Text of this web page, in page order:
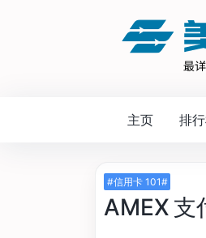
主页 排
#信用卡 101#
AMEX 支